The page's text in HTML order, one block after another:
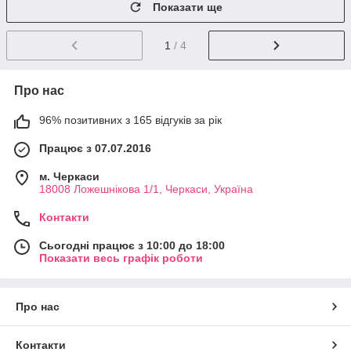
Показати ще
1 / 4
Про нас
96% позитивних з 165 відгуків за рік
Працює з 07.07.2016
м. Черкаси
18008 Ложешнікова 1/1, Черкаси, Україна
Контакти
Сьогодні працює з 10:00 до 18:00
Показати весь графік роботи
Про нас
Контакти